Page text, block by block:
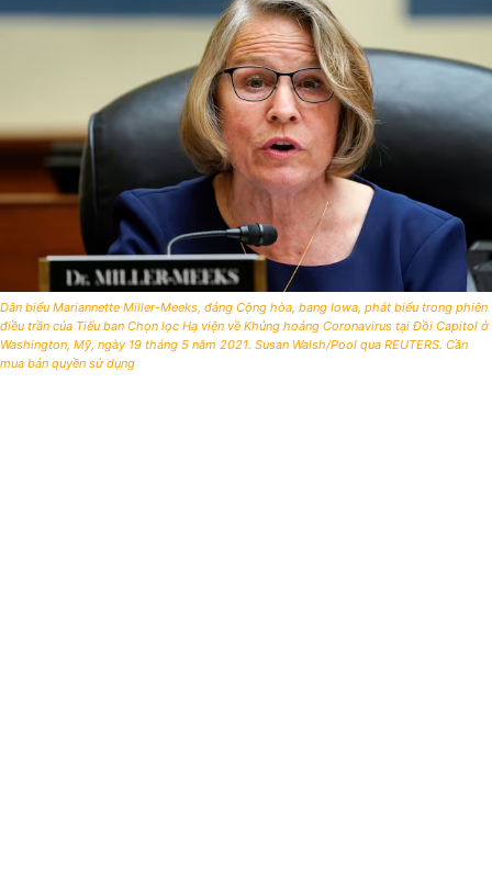
Dân biểu Mariannette Miller-Meeks, đảng Cộng hòa, bang Iowa, phát biểu trong phiên
điều trần của Tiểu ban Chọn lọc Hạ viện về Khủng hoảng Coronavirus tại Đồi Capitol ở
Washington, Mỹ, ngày 19 tháng 5 năm 2021. Susan Walsh/Pool qua REUTERS. Cần
mua bản quyền sử dụng